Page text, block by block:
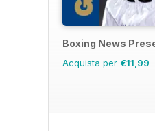
Boxing News
Acquista per €11,99